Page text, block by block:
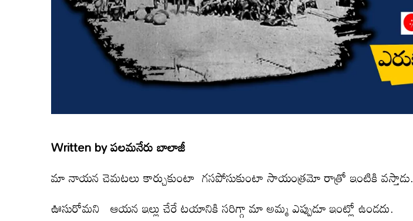
Written byపలమనేరు బాలాజీ
మా నాయన చెమటలు కార్చుకుంటా గసపోసుకుంటా సాయంత్రమో రాత్రో ఇంటికి వస్తాడు.
ఊసురోమని ఆయన ఇల్లు చేరే టయానికి సరిగ్గా మా అమ్మ ఎప్పుడూ ఇంట్లో ఉండదు.